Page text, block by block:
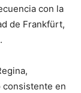
con la
de Frankfürt,
consistente en